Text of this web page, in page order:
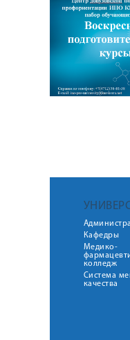
Кафедры
Медико-
колледж
Система
качества